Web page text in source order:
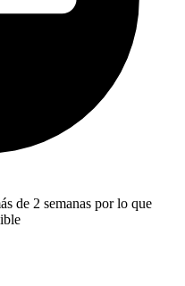
de 2 semanas por lo que